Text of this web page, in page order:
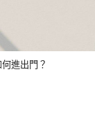
進出門？